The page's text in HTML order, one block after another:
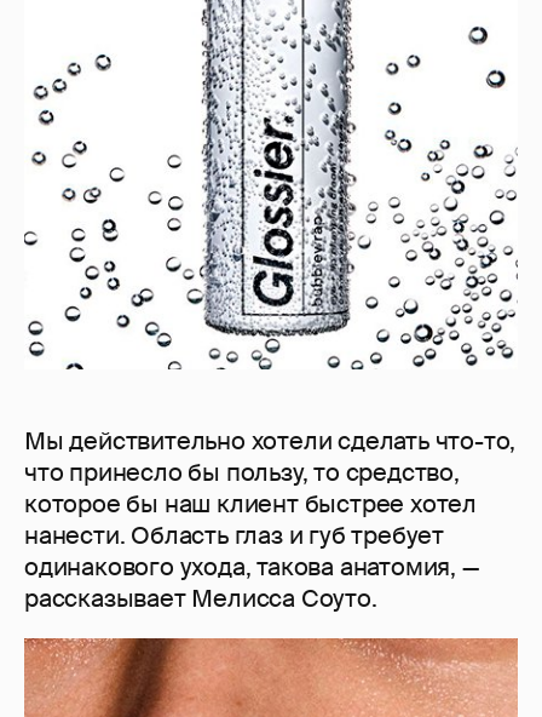
Мы действительно хотели сделать что-то,
что принесло бы пользу, то средство,
которое бы наш клиент быстрее хотел
нанести. Область глаз и губ требует
одинакового ухода, такова анатомия, —
рассказывает Мелисса Соуто.